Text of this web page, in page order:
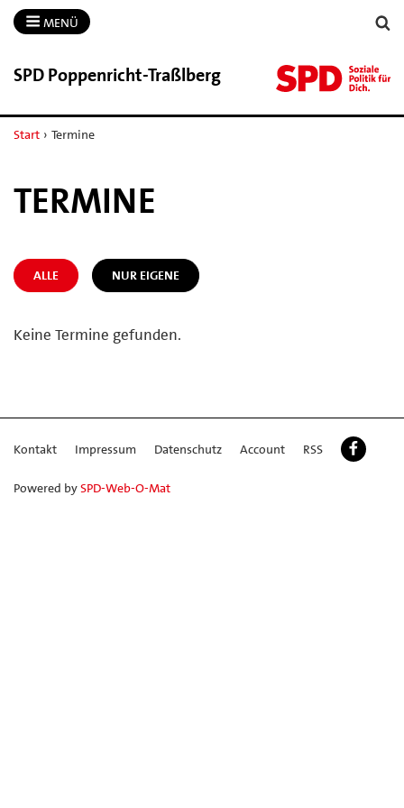
MENÜ
SPD Poppenricht-​Traßlberg
Start › Termine
TERMINE
ALLE NUR EIGENE
Keine Termine gefunden.
Kontakt Impressum Datenschutz Account RSS
Powered bySPD-Web-O-Mat